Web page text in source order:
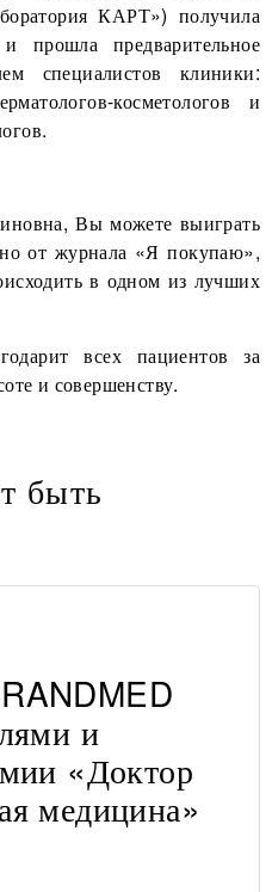
КАРТ») получила
прошла предварительное
специалистов клиники:
косметологов и
Вы можете выиграть
от журнала «Я покупаю»,
в одном из лучших
всех пациентов за
и совершенству.
быть
и
«Доктор
медицина»